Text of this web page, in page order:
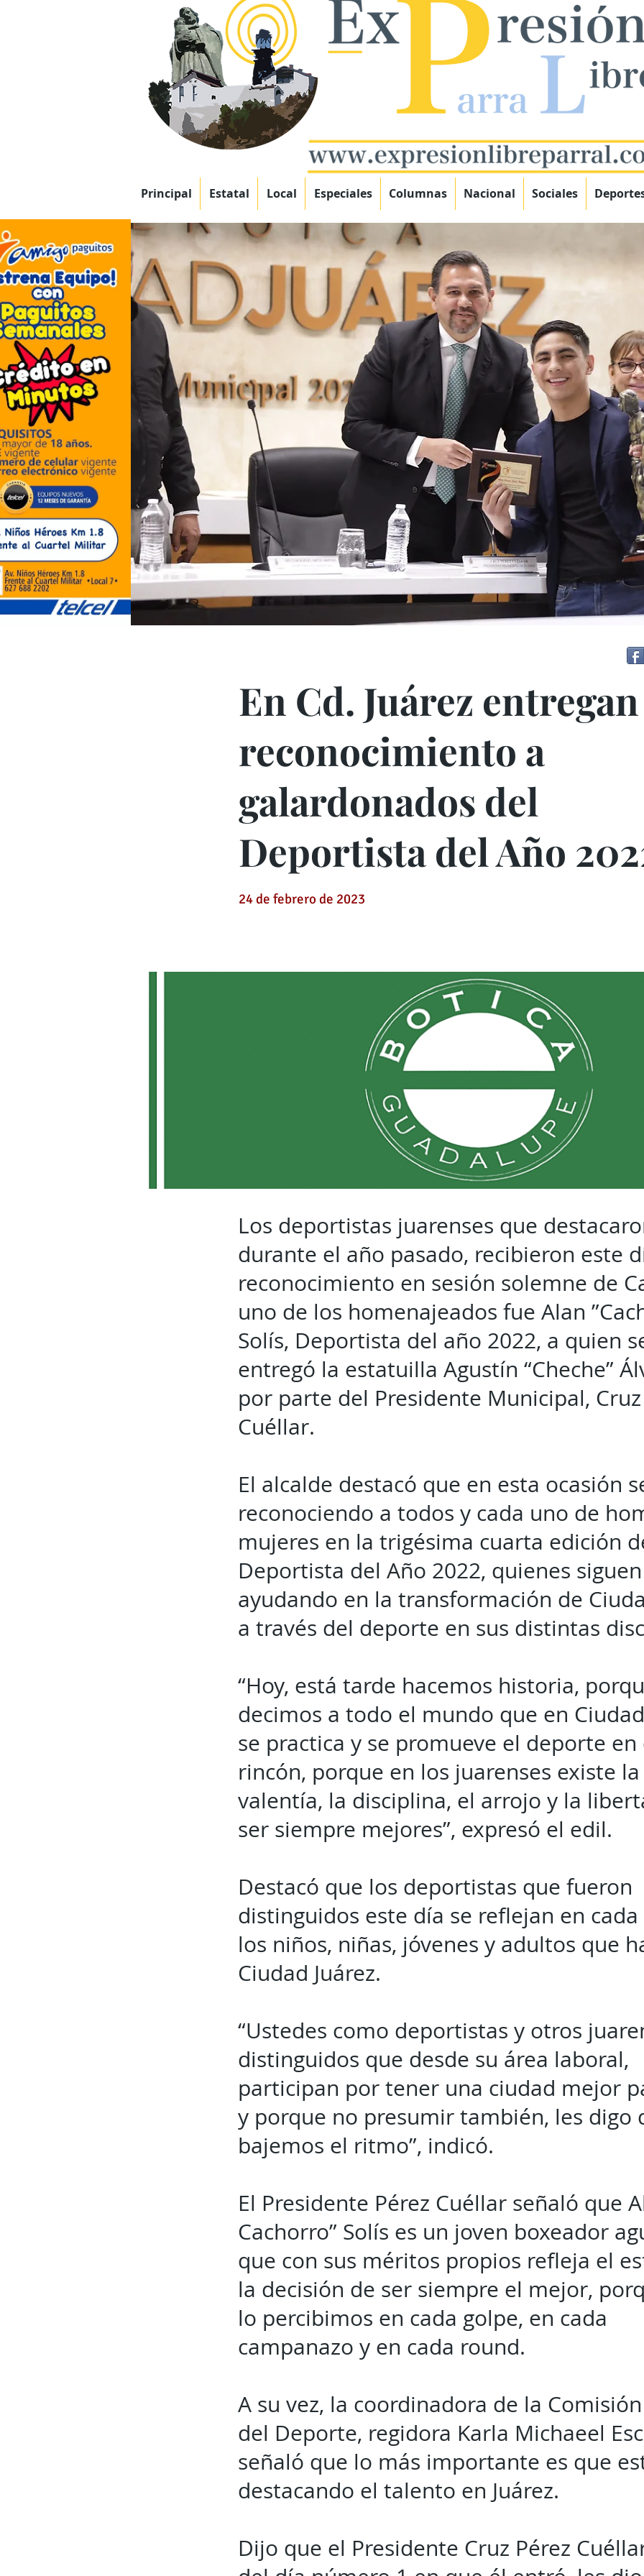
Principal Estatal Local Especiales Columnas Nacional Sociales
En Cd. Juárez entregan
reconocimiento a
galardonados del
Deportista del Año
24 de febrero de 2023
Los deportistas juarenses que
durante el año pasado, recibieron este
reconocimiento en sesión solemne de
uno de los homenajeados fue Alan
Solís, Deportista del año 2022, a quien
entregó la estatuilla Agustín “Cheche”
por parte del Presidente Municipal, Cruz
Cuéllar.
El alcalde destacó que en esta ocasión
reconociendo a todos y cada uno de
mujeres en la trigésima cuarta edición
Deportista del Año 2022, quienes siguen
ayudando en la transformación de
a través del deporte en sus distintas
“Hoy, está tarde hacemos historia,
decimos a todo el mundo que en
se practica y se promueve el deporte en
rincón, porque en los juarenses existe la
valentía, la disciplina, el arrojo y la
ser siempre mejores”, expresó el edil.
Destacó que los deportistas que fueron
distinguidos este día se reflejan en
los niños, niñas, jóvenes y adultos que
Ciudad Juárez.
“Ustedes como deportistas y otros
distinguidos que desde su área laboral,
participan por tener una ciudad mejor
y porque no presumir también, les digo
bajemos el ritmo”, indicó.
El Presidente Pérez Cuéllar señaló que
Cachorro” Solís es un joven boxeador
que con sus méritos propios refleja el
la decisión de ser siempre el mejor,
lo percibimos en cada golpe, en cada
campanazo y en cada round.
A su vez, la coordinadora de la
del Deporte, regidora Karla Michaeel
señaló que lo más importante es que
destacando el talento en Juárez.
Dijo que el Presidente Cruz Pérez